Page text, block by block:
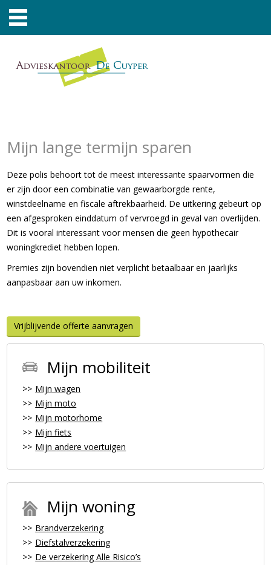
Mijn lange termijn sparen
Deze polis behoort tot de meest interessante spaarvormen die
er zijn door een combinatie van gewaarborgde rente,
winstdeelname en fiscale aftrekbaarheid. De uitkering gebeurt op
een afgesproken einddatum of vervroegd in geval van overlijden.
Dit is vooral interessant voor mensen die geen hypothecair
woningkrediet hebben lopen.
Premies zijn bovendien niet verplicht betaalbaar en jaarlijks
aanpasbaar aan uw inkomen.
Vrijblijvende offerte aanvragen
Mijn mobiliteit
Mijn wagen
Mijn moto
Mijn motorhome
Mijn fiets
Mijn andere voertuigen
Mijn woning
Brandverzekering
Diefstalverzekering
De verzekering Alle Risico’s